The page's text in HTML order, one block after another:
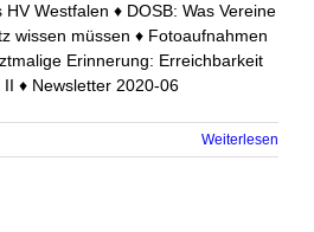
Westfalen ♦ DOSB: Was Vereine
wissen müssen ♦ Fotoaufnahmen
Erinnerung: Erreichbarkeit
♦ Newsletter 2020-06
Weiterlesen